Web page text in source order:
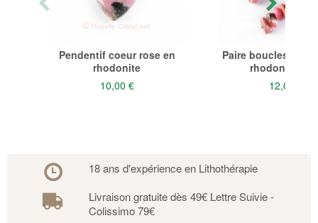
Pendentif coeur rose en
rhodonite
10,00 €
Paire boucles
rhodonite
12,00 €
18 ans d'expérience en Lithothérapie
Livraison gratuite dès 49€ Lettre Suivie -
Colissimo 79€